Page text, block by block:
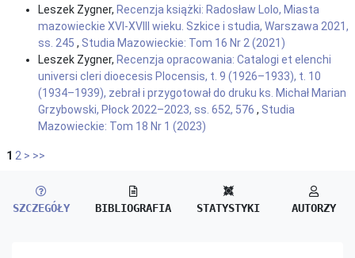
Leszek Zygner, Recenzja książki: Radosław Lolo, Miasta
mazowieckie XVI-XVIII wieku. Szkice i studia, Warszawa 2021,
ss. 245 , Studia Mazowieckie: Tom 16 Nr 2 (2021)
Leszek Zygner, Recenzja opracowania: Catalogi et elenchi
universi cleri dioecesis Plocensis, t. 9 (1926–1933), t. 10
(1934–1939), zebrał i przygotował do druku ks. Michał Marian
Grzybowski, Płock 2022–2023, ss. 652, 576 , Studia
Mazowieckie: Tom 18 Nr 1 (2023)
1 2 > >>
SZCZEGÓŁY BIBLIOGRAFIA STATYSTYKI AUTORZY